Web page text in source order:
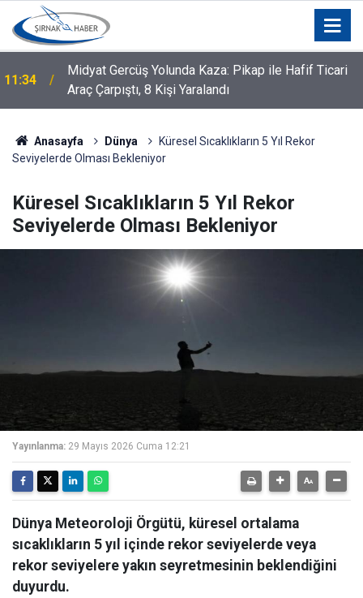
11:34
Midyat Gercüş Yolunda Kaza: Pikap ile Hafif Ticari
Araç Çarpıştı, 8 Kişi Yaralandı
Anasayfa Dünya
Küresel Sıcaklıkların 5 Yıl Rekor
Seviyelerde Olması Bekleniyor
Küresel Sıcaklıkların 5 Yıl Rekor
Seviyelerde Olması Bekleniyor
Yayınlanma: 29 Mayıs 2026 Cuma 12:21
Dünya Meteoroloji Örgütü, küresel ortalama
sıcaklıkların 5 yıl içinde rekor seviyelerde veya
rekor seviyelere yakın seyretmesinin beklendiğini
duyurdu.